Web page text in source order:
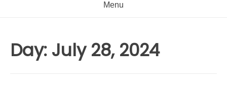
Menu
Day: July 28, 2024